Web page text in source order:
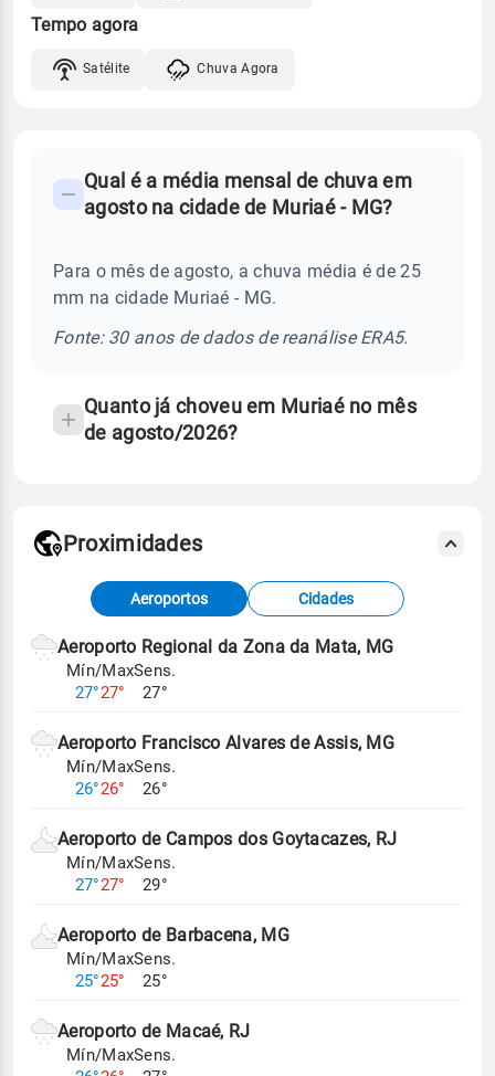
Tempo agora
Satélite Chuva Agora
Perguntas
sobre
chuva
Qual é a média mensal de chuva em
agosto na cidade de Muriaé - MG?
Para o mês de agosto, a chuva média é de 25
mm na cidade Muriaé - MG.
Fonte: 30 anos de dados de reanálise ERA5.
Quanto já choveu em Muriaé no mês
de agosto/2026?
Fonte: dados combinados de estações
meteorológicas e satélite do Centro de Previsão
de Tempo e Estudos Climáticos (CPTEC).
Para obter mais informações sobre os dados
Proximidades
Aeroportos Cidades
Aeroporto Regional da Zona da Mata, MG
Mín/Max
27°27°
Sens.
27°
Aeroporto Francisco Alvares de Assis, MG
Mín/Max
26°26°
Sens.
26°
Aeroporto de Campos dos Goytacazes, RJ
Mín/Max
27°27°
Sens.
29°
Aeroporto de Barbacena, MG
Mín/Max
25°25°
Sens.
25°
Aeroporto de Macaé, RJ
Mín/MaxSens.